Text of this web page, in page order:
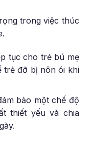
trong việc thúc
tục cho trẻ bú mẹ
trẻ đỡ bị nôn ói khi
bảo một chế độ
thiết yếu và chia